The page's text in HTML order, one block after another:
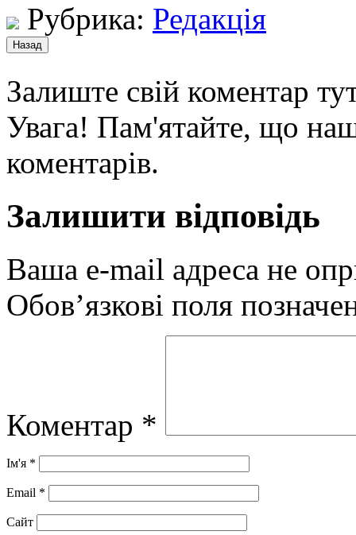
Рубрика: Редакція
Залиште свій коментар
Увага! Пам'ятайте, що
коментарів.
Залишити відповідь
Ваша e-mail адреса не
Обов’язкові поля
Коментар *
Ім'я *
Email *
Сайт